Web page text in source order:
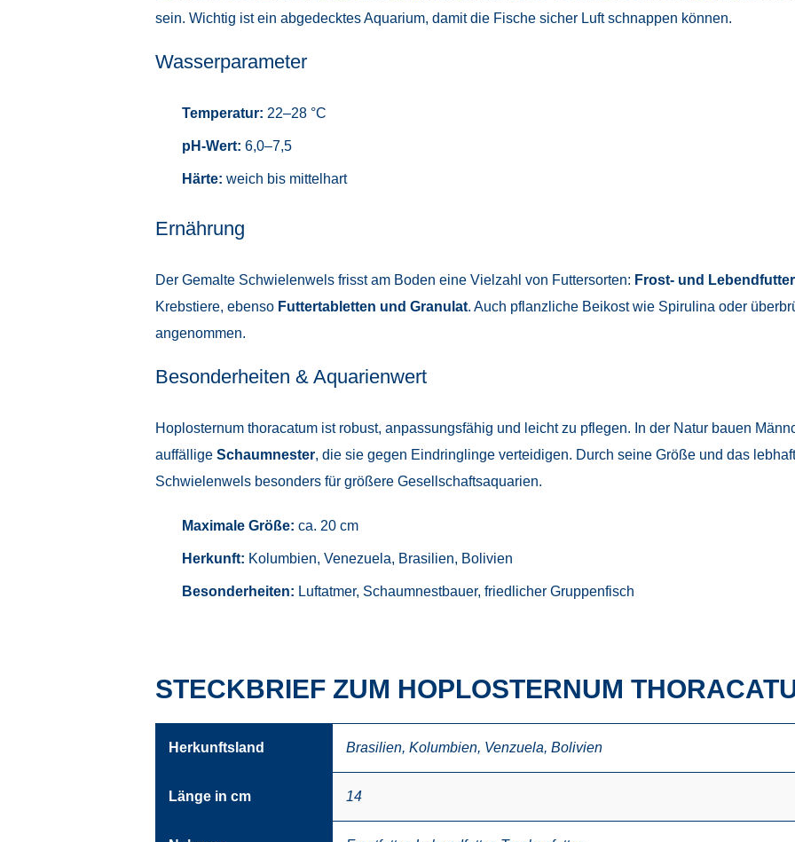
sein. Wichtig ist ein abgedecktes Aquarium, damit die Fische sicher Luft schnappen können.
Wasserparameter
Temperatur: 22–28 °C
pH-Wert: 6,0–7,5
Härte: weich bis mittelhart
Ernährung
Der Gemalte Schwielenwels frisst am Boden eine Vielzahl von Futtersorten: Frost- und Lebendfutter
Krebstiere, ebenso Futtertabletten und Granulat. Auch pflanzliche Beikost wie Spirulina oder
angenommen.
Besonderheiten & Aquarienwert
Hoplosternum thoracatum ist robust, anpassungsfähig und leicht zu pflegen. In der Natur bauen
auffällige Schaumnester, die sie gegen Eindringlinge verteidigen. Durch seine Größe und das
Schwielenwels besonders für größere Gesellschaftsaquarien.
Maximale Größe: ca. 20 cm
Herkunft: Kolumbien, Venezuela, Brasilien, Bolivien
Besonderheiten: Luftatmer, Schaumnestbauer, friedlicher Gruppenfisch
STECKBRIEF ZUM HOPLOSTERNUM
Herkunftsland Brasilien, Kolumbien, Venzuela, Bolivien
Länge in cm 14